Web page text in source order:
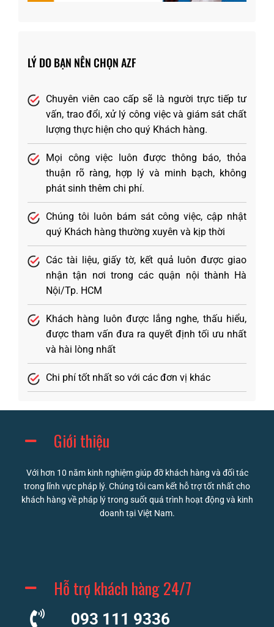
LÝ DO BẠN NÊN CHỌN AZF
Chuyên viên cao cấp sẽ là người trực tiếp tư
vấn, trao đổi, xử lý công việc và giám sát chất
lượng thực hiện cho quý Khách hàng.
Mọi công việc luôn được thông báo, thỏa
thuận rõ ràng, hợp lý và minh bạch, không
phát sinh thêm chi phí.
Chúng tôi luôn bám sát công việc, cập nhật
quý Khách hàng thường xuyên và kịp thời
Các tài liệu, giấy tờ, kết quả luôn được giao
nhận tận nơi trong các quận nội thành Hà
Nội/Tp. HCM
Khách hàng luôn được lắng nghe, thấu hiểu,
được tham vấn đưa ra quyết định tối ưu nhất
và hài lòng nhất
Chi phí tốt nhất so với các đơn vị khác
Giới thiệu
Với hơn 10 năm kinh nghiệm giúp đỡ khách hàng và đối tác
trong lĩnh vực pháp lý. Chúng tôi cam kết hỗ trợ tốt nhất cho
khách hàng về pháp lý trong suốt quá trình hoạt động và kinh
doanh tại Việt Nam.
Hỗ trợ khách hàng 24/7
093 111 9336